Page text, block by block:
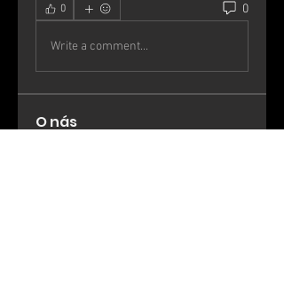
0 0
Write a comment...
O nás